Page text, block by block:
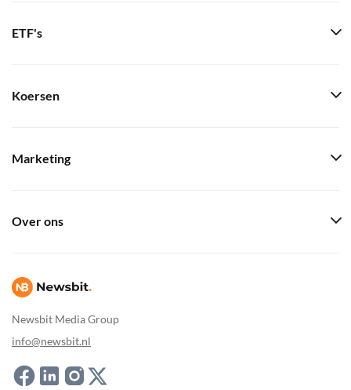
Newsbit Media Group
info@newsbit.nl
ETF's
Koersen
Marketing
Over ons